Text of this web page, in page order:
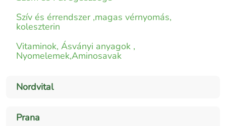
Szív és érrendszer ,magas vérnyomás,
koleszterin
Vitaminok, Ásványi anyagok ,
Nyomelemek,Aminosavak
Nordvital
Prana